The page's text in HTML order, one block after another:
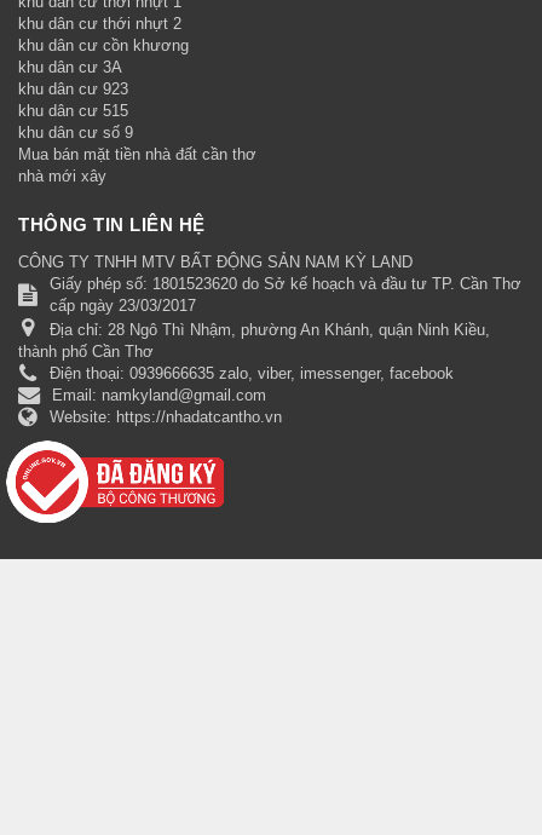
khu dân cư thới nhựt 2
khu dân cư cồn khương
khu dân cư 3A
khu dân cư 923
khu dân cư 515
khu dân cư số 9
Mua bán mặt tiền nhà đất cần thơ
nhà mới xây
THÔNG TIN LIÊN HỆ
CÔNG TY TNHH MTV BẤT ĐỘNG SẢN NAM KỲ LAND
Giấy phép số: 1801523620 do Sở kế hoạch và đầu tư TP. Cần Thơ
cấp ngày 23/03/2017
Địa chỉ: 28 Ngô Thì Nhậm, phường An Khánh, quận Ninh Kiều,
thành phố Cần Thơ
Điện thoại: 0939666635 zalo, viber, imessenger, facebook
Email: namkyland@gmail.com
Website: https://nhadatcantho.vn